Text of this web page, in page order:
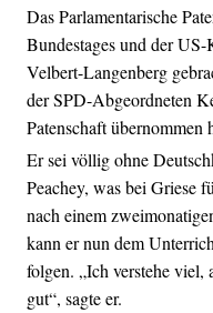
Das Parlamentarische
Bundestages und der
Velbert-Langenberg
der SPD-Abgeordneten
Patenschaft übernommen
Er sei völlig ohne
Peachey, was bei Griese
nach einem
kann er nun dem
folgen. „Ich verstehe viel,
gut“, sagte er.